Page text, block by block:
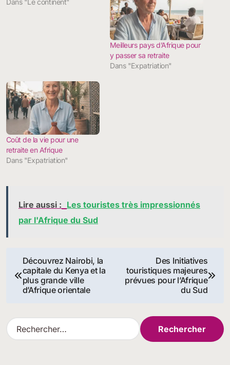
Meilleurs pays d’Afrique pour
y passer sa retraite
Dans "Expatriation"
Coût de la vie pour une
retraite en Afrique
Dans "Expatriation"
Lire aussi : Les touristes très impressionnés
par l'Afrique du Sud
Navigation
de
Découvrez Nairobi, la
capitale du Kenya et la
plus grande ville
d’Afrique orientale
Des Initiatives
touristiques majeures
prévues pour l’Afrique
du Sud
R
e